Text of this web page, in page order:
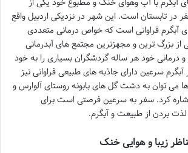
در تابستان است. این شهر در نزدیکی اردبیل واقع
آبگرم فراوانی است که خواص درمانی متعددی
از بزرگ ترین و مجهزترین مجتمع های آبدرمانی
و درمانی خود هر ساله گردشگران بسیاری را به خود
سرعین دارای جاذبه های طبیعی فراوانی نیز
می توان به دشت گل های بابونه روستای آلوارس و
کرد. سفر به سرعین فرصتی است برای
بردن از طبیعت و آبگرم.
زیبا و هوایی خنک